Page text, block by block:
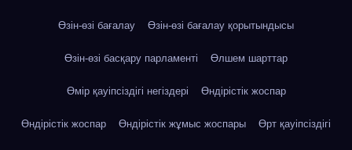
Өзін-өзі бағалау Өзін-өзі бағалау қорытындысы
Өзін-өзі басқару парламенті Өлшем шарттар
Өмір қауіпсіздігі негіздері Өндірістік жоспар
Өндірістік жоспар Өндірістік жұмыс жоспары Өрт қауіпсіздігі